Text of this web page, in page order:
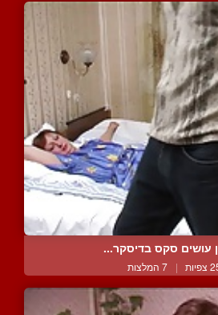
עושים סקס בדיסקר...
| 7 המלצות